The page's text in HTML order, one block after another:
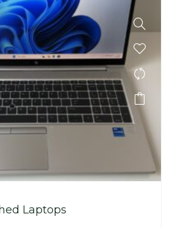
Laptops